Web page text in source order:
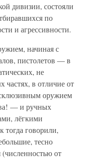
дивизии, состояли
по
и агрессивности.
начиная с
пистолетов — в
не
в отличие от
оружием
— и ручных
лёгкими
говорили,
тесно
от